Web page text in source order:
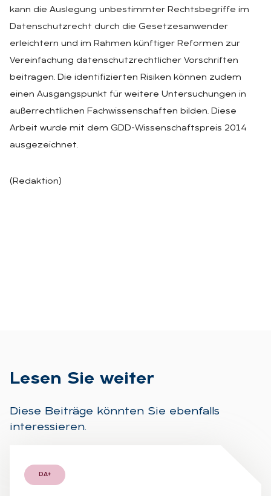
kann die Auslegung unbestimmter Rechtsbegriffe im
Datenschutzrecht durch die Gesetzesanwender
erleichtern und im Rahmen künftiger Reformen zur
Vereinfachung datenschutzrechtlicher Vorschriften
beitragen. Die identifizierten Risiken können zudem
einen Ausgangspunkt für weitere Untersuchungen in
außerrechtlichen Fachwissenschaften bilden. Diese
Arbeit wurde mit dem GDD-Wissenschaftspreis 2014
ausgezeichnet.
(Redaktion)
Le­sen Sie wei­ter
Diese Beiträge könnten Sie ebenfalls
interessieren.
DA+